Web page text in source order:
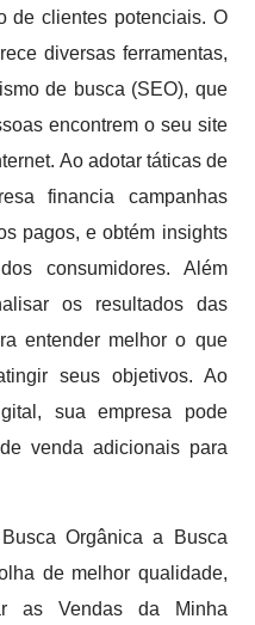
de clientes potenciais. O
diversas ferramentas,
de busca (SEO), que
encontrem o seu site
Ao adotar táticas de
financia campanhas
pagos, e obtém insights
consumidores. Além
os resultados das
entender melhor o que
seus objetivos. Ao
sua empresa pode
venda adicionais para
Orgânica a Busca
de melhor qualidade,
as Vendas da Minha